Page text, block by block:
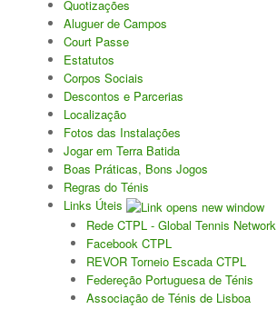
Aluguer de Campos
Court Passe
Estatutos
Corpos Sociais
Descontos e Parcerias
Localização
Fotos das Instalações
Jogar em Terra Batida
Quotizações
Aluguer de Campos
Court Passe
Estatutos
Corpos Sociais
Descontos e Parcerias
Localização
Fotos das Instalações
Jogar em Terra Batida
Boas Práticas, Bons Jogos
Regras do Ténis
Links Úteis
Rede CTPL - Global Tennis Network
Facebook CTPL
REVOR Torneio Escada CTPL
Federeção Portuguesa de Ténis
Associação de Ténis de Lisboa